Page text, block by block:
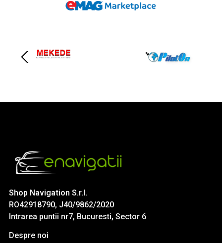
Shop Navigation S.r.l.
RO42918790, J40/9862/2020
Intrarea puntii nr7, Bucuresti, Sector 6
Despre noi